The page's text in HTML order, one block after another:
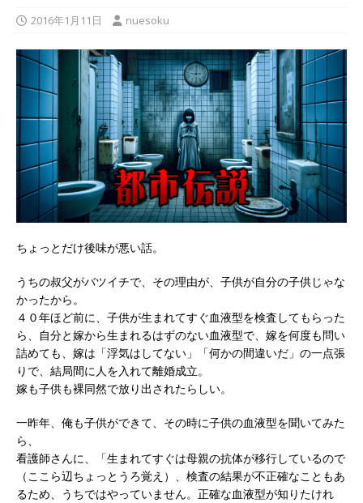
2016年1月11日 nuesoku
ちょっとだけ後味が悪い話。
うちの叔父がバツイチで、その理由が、子供が自分の子供じゃな
かったから。
４０年ほど前に、子供が生まれてすぐ血液型を検査してもらった
ら、自分と嫁から生まれるはずのない血液型で、嫁を何度も問い
詰めても、嫁は「浮気はしてない」「何かの間違いだ」の一点張
りで、結局間に人を入れて離婚成立。
嫁も子供も裸同然で放り出されたらしい。
一昨年、俺も子供ができて、その時に子供の血液型を聞いてみた
ら、
看護師さんに、「生まれてすぐは母親の抗体が移行しているので
（ここら辺ちょっとうろ覚え）、検査の結果が不正確なこともあ
るため、うちではやっていません。正確な血液型が知りたけれ